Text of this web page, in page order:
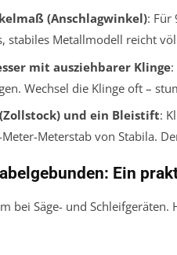
(Anschlagwinkel): Für
stabiles Metallmodell reicht
mit ausziehbarer Klinge:
Wechsel die Klinge oft –
und ein Bleistift:
Meterstab von Stabila.
Ein
bei Säge- und